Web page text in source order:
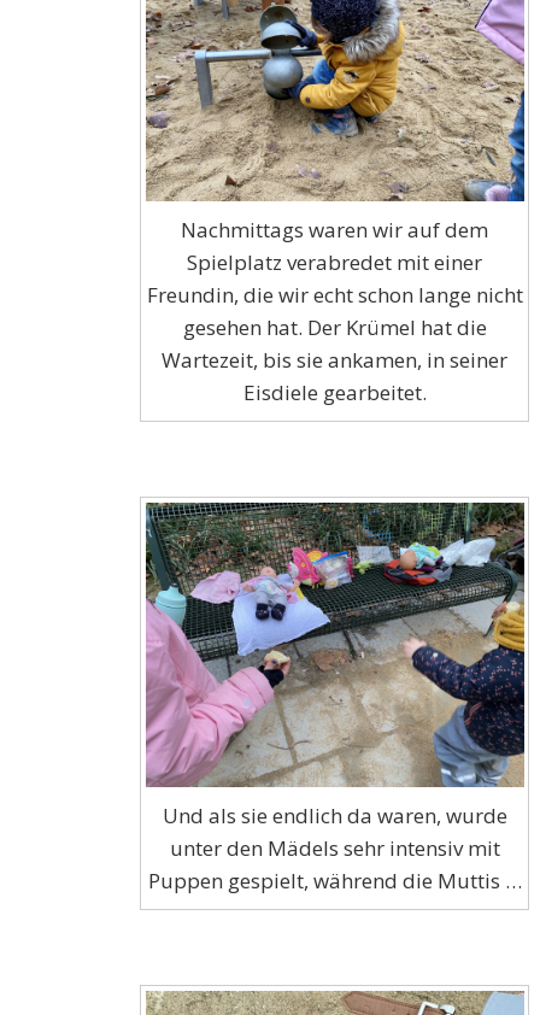
Nachmittags waren wir auf dem
Spielplatz verabredet mit einer
Freundin, die wir echt schon lange nicht
gesehen hat. Der Krümel hat die
Wartezeit, bis sie ankamen, in seiner
Eisdiele gearbeitet.
Und als sie endlich da waren, wurde
unter den Mädels sehr intensiv mit
Puppen gespielt, während die Muttis …